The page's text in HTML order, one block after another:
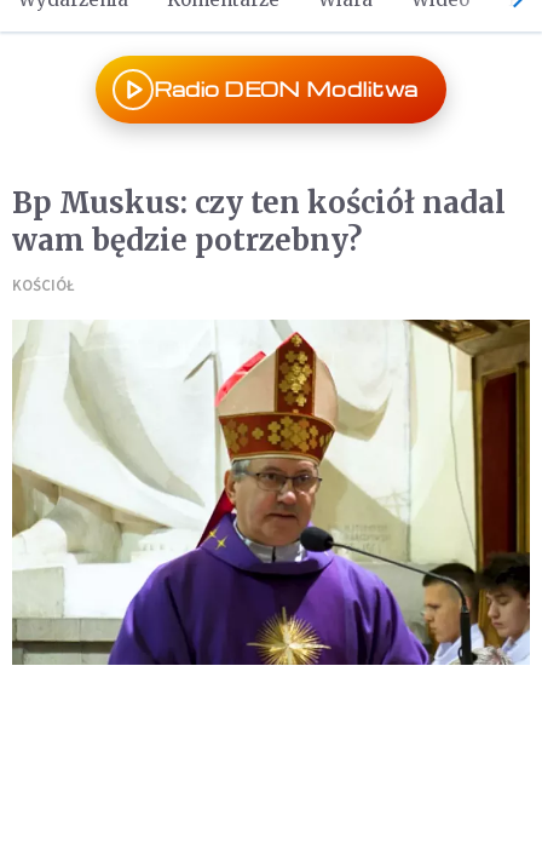
Radio DEON Modlitwa
Bp Muskus: czy ten kościół nadal
wam będzie potrzebny?
KOŚCIÓŁ